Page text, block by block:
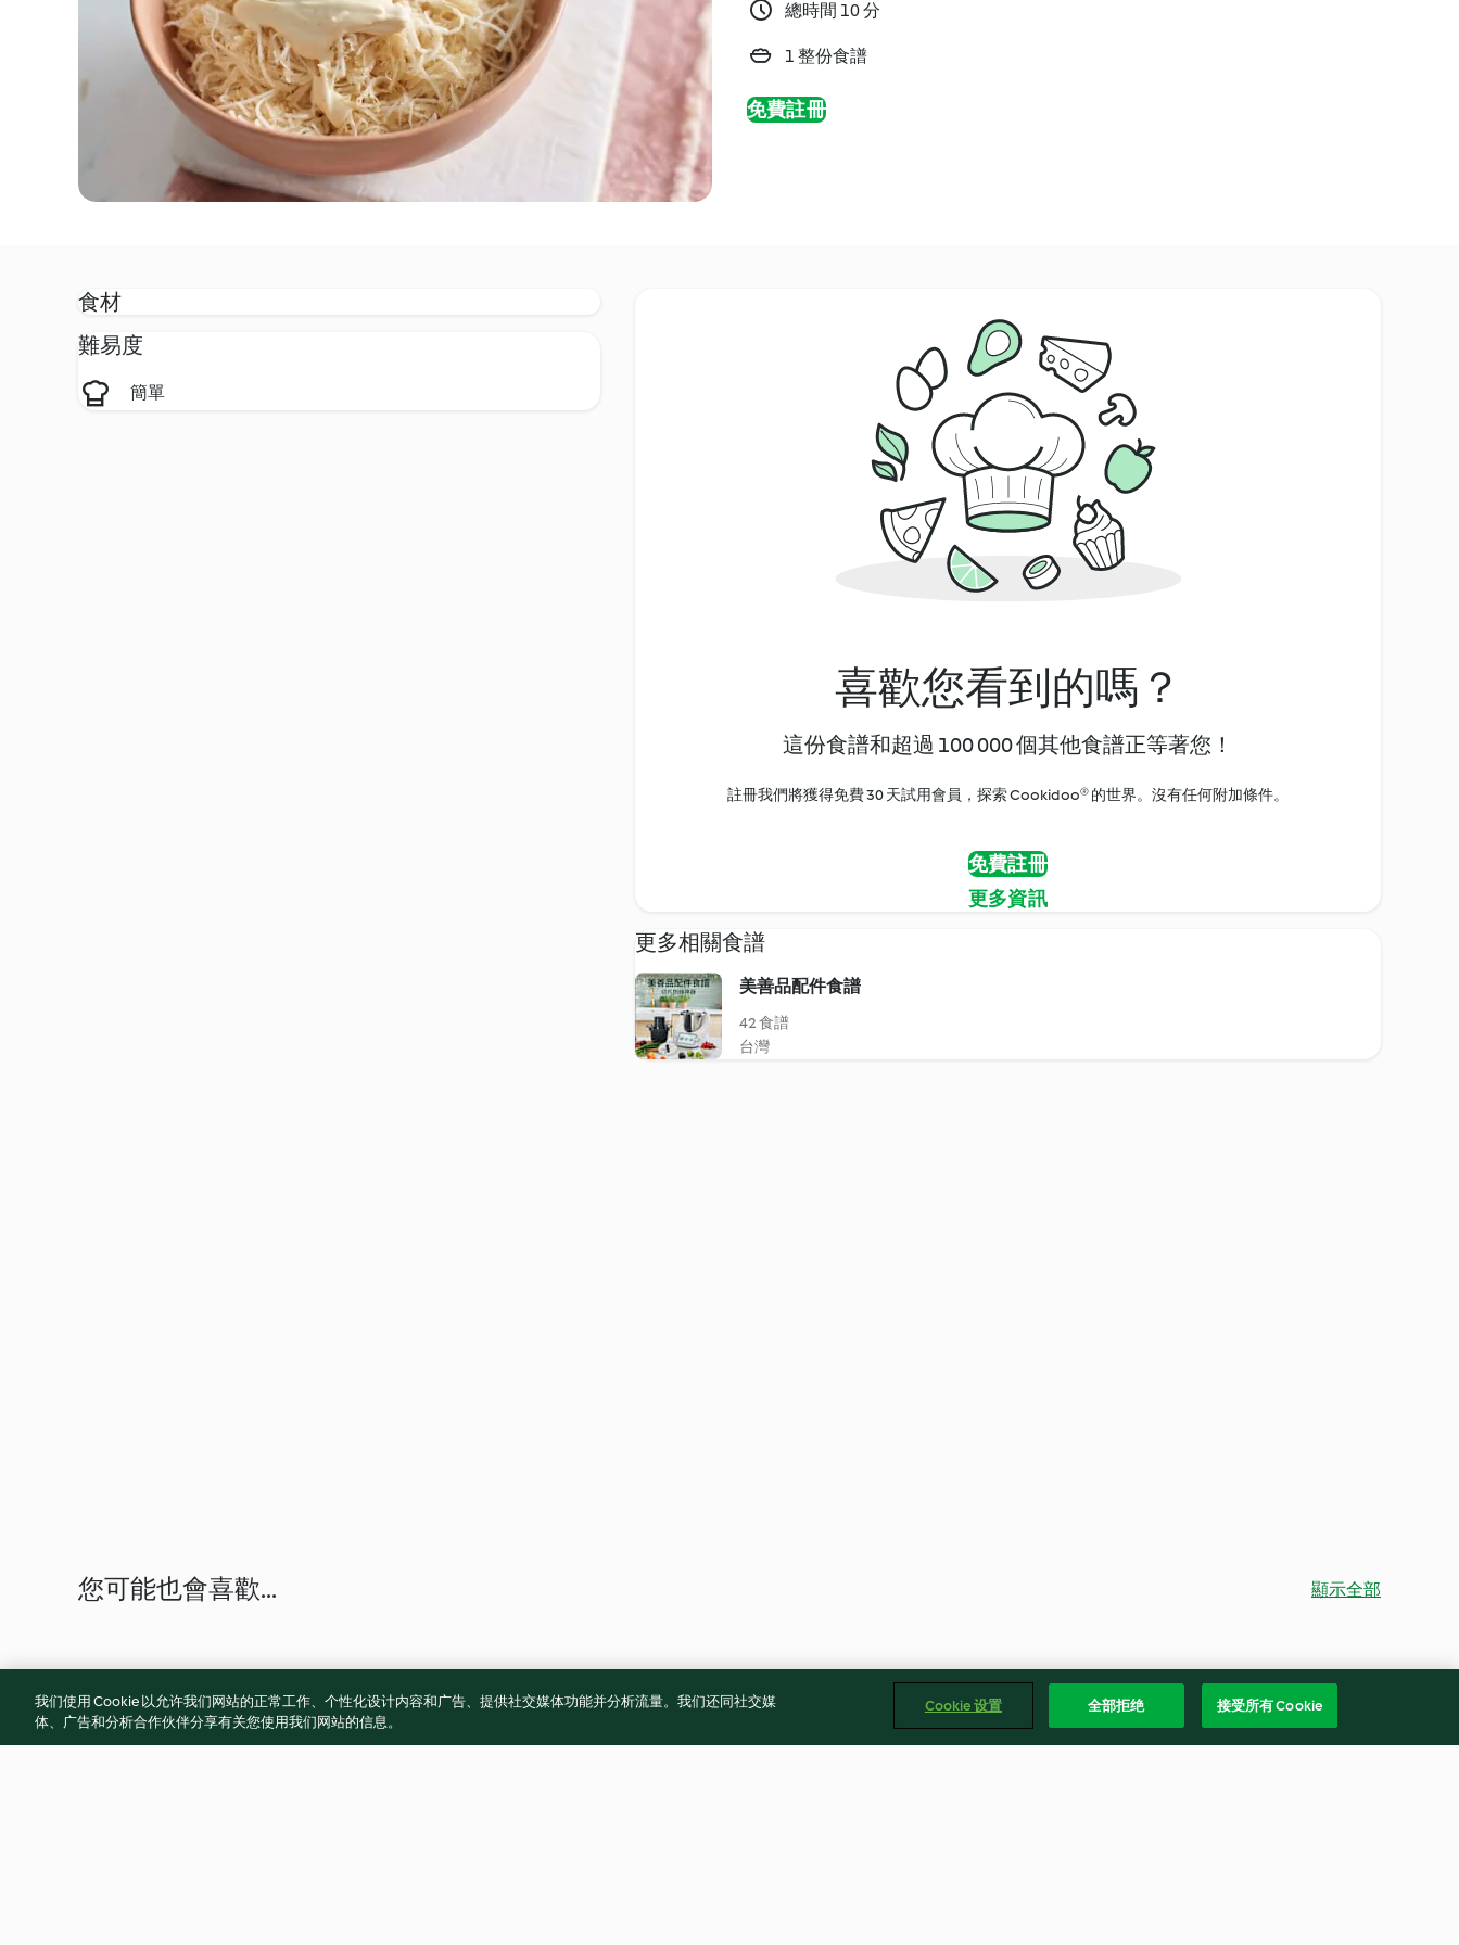
總時間 10 分
1 整份食譜
免費註冊
食材
難易度
簡單
喜歡您看到的嗎？
這份食譜和超過 100 000 個其他食譜正等著您！
註冊我們將獲得免費 30 天試用會員，探索 Cookidoo® 的世界。沒有任何附加條件。
免費註冊
更多資訊
更多相關食譜
美善品配件食譜
42 食譜
台灣
您可能也會喜歡... 顯示全部
我们使用 Cookie 以允许我们网站的正常工作、个性化设计内容和广告、提供社交媒体功能并分析流量。我们还同社交媒
体、广告和分析合作伙伴分享有关您使用我们网站的信息。
Cookie 设置 全部拒绝 接受所有 Cookie